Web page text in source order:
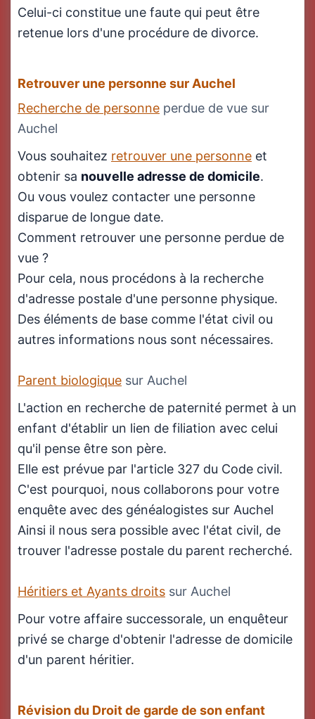
Celui-ci constitue une faute qui peut être
retenue lors d'une procédure de divorce.
Retrouver une personne sur Auchel
Recherche de personne perdue de vue sur
Auchel
Vous souhaitez retrouver une personne et
obtenir sa nouvelle adresse de domicile.
Ou vous voulez contacter une personne
disparue de longue date.
Comment retrouver une personne perdue de
vue ?
Pour cela, nous procédons à la recherche
d'adresse postale d'une personne physique.
Des éléments de base comme l'état civil ou
autres informations nous sont nécessaires.
Parent biologique sur Auchel
L'action en recherche de paternité permet à un
enfant d'établir un lien de filiation avec celui
qu'il pense être son père.
Elle est prévue par l'article 327 du Code civil.
C'est pourquoi, nous collaborons pour votre
enquête avec des généalogistes sur Auchel
Ainsi il nous sera possible avec l'état civil, de
trouver l'adresse postale du parent recherché.
Héritiers et Ayants droits sur Auchel
Pour votre affaire successorale, un enquêteur
privé se charge d'obtenir l'adresse de domicile
d'un parent héritier.
Révision du Droit de garde de son enfant